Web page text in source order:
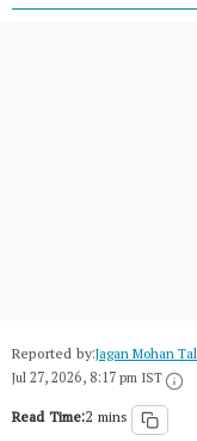
Reported by:Jagan Mohan
Jul 27, 2026, 8:17 pm IST
Read Time:2 mins